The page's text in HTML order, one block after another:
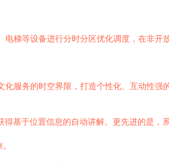
梯等设备进行分时分区优化调度，在非开
服务的时空界限，打造个性化、互动性强
得基于位置信息的自动讲解。更先进的是